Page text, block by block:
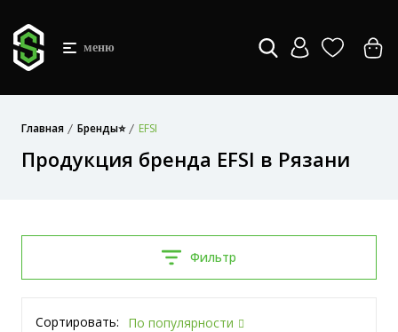
меню
Главная Бренды⭐ EFSI
Продукция бренда EFSI в Рязани
Фильтр
Сортировать: По популярности